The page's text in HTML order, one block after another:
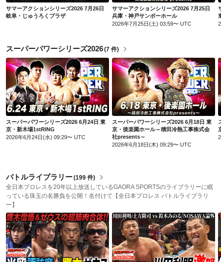
サマーアクションシリーズ2026 7月26日
岐阜・じゅうろくプラザ
サマーアクションシリーズ2026 7月25日
兵庫・神戸サンボーホール
2026年7月25日(土) 03:59〜 UTC
スーパーパワーシリーズ2026(7 件)
スーパーパワーシリーズ2026 6月24日 東京・新木場1stRING
スーパーパワーシリーズ2026 6月24日 東
京・新木場1stRING
2026年6月24日(水) 09:29〜 UTC
スーパーパワーシリーズ2026 6月18日 東京・後楽園ホール～積田冷熱工事株式会社presents～
スーパーパワーシリーズ2026 6月18日 東
京・後楽園ホール～積田冷熱工事株式会
社presents～
2026年6月18日(木) 09:29〜 UTC
バトルライブラリー(199 件)
全日本プロレスを20年以上放送しているGAORA SPORTSのライブラリーに眠
っている珠玉の名勝負を公開！名付けて【全日本プロレス バトルライブラリ
ー】
全日本プロレス バトルライブラリー 2015年1月3日 諏訪魔/佐藤光留 VS ゼウス/鷹木信悟 全日本プロレス バトルライブラリー 2006年8月20日 川田利明/土方隆司 VS 鈴木みのる/NOSAWA論外